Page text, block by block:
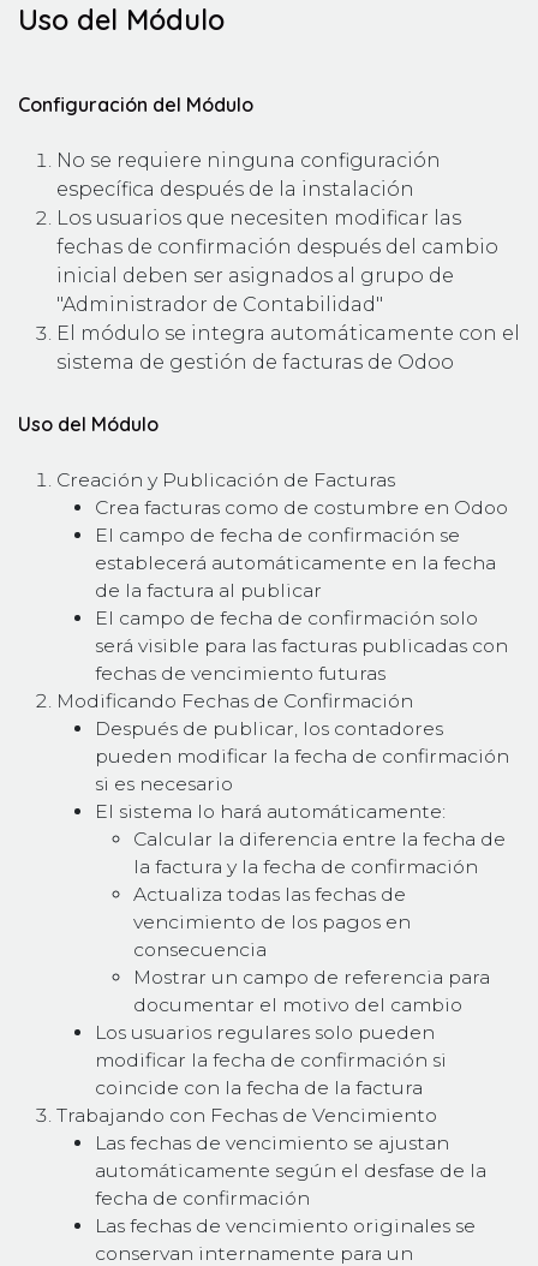
Uso del Módulo
Configuración del Módulo
No se requiere ninguna configuración
específica después de la instalación
Los usuarios que necesiten modificar las
fechas de confirmación después del cambio
inicial deben ser asignados al grupo de
"Administrador de Contabilidad"
El módulo se integra automáticamente con el
sistema de gestión de facturas de Odoo
Uso del Módulo
Creación y Publicación de Facturas
Crea facturas como de costumbre en Odoo
El campo de fecha de confirmación se
establecerá automáticamente en la fecha
de la factura al publicar
El campo de fecha de confirmación solo
será visible para las facturas publicadas con
fechas de vencimiento futuras
Modificando Fechas de Confirmación
Después de publicar, los contadores
pueden modificar la fecha de confirmación
si es necesario
El sistema lo hará automáticamente:
Calcular la diferencia entre la fecha de
la factura y la fecha de confirmación
Actualiza todas las fechas de
vencimiento de los pagos en
consecuencia
Mostrar un campo de referencia para
documentar el motivo del cambio
Los usuarios regulares solo pueden
modificar la fecha de confirmación si
coincide con la fecha de la factura
Trabajando con Fechas de Vencimiento
Las fechas de vencimiento se ajustan
automáticamente según el desfase de la
fecha de confirmación
Las fechas de vencimiento originales se
conservan internamente para un